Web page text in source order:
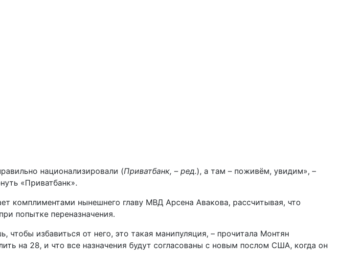
национализировали (Приватбанк, – ред.), а там – поживём, увидим», –
«Приватбанк».
комплиментами нынешнего главу МВД Арсена Авакова, рассчитывая, что
попытке переназначения.
избавиться от него, это такая манипуляция, – прочитала Монтян
на 28, и что все назначения будут согласованы с новым послом США, когда он